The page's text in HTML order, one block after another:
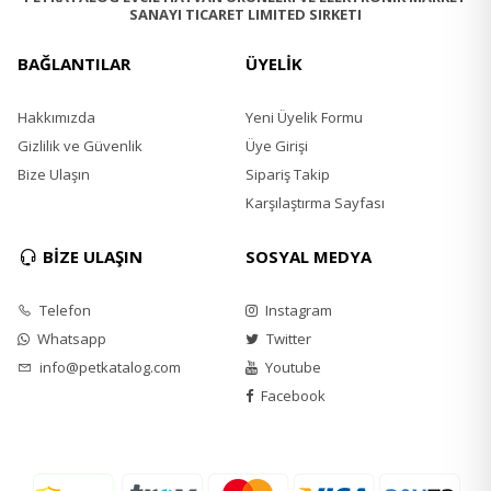
Hayvansal Hidrolize Proteinler
Bezelye Lifi
Fructooligosaccharides
Mannan-Oligosakkaritler
Toz Yaban Mersini % 0.5
Nar Tozu
Toz Frenk Üzümü
Sodyum Klorür
Kadife Çiçeği Özü Lutein Kaynağı
SANAYI TICARET LIMITED SIRKETI
BAĞLANTILAR
Hakkımızda
Gizlilik ve Güvenlik
Bize Ulaşın
ÜYELİK
Yeni Üyelik Formu
Üye Girişi
Sipariş Takip
Karşılaştırma Sayfası
BİZE ULAŞIN
Telefon
Whatsapp
info@petkatalog.com
SOSYAL MEDYA
Instagram
Twitter
Youtube
Facebook